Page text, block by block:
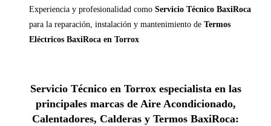
Experiencia y profesionalidad como Servicio Técnico BaxiRoca
para la reparación, instalación y mantenimiento de Termos
Eléctricos BaxiRoca en Torrox
Servicio Técnico en Torrox especialista en las
principales marcas de Aire Acondicionado,
Calentadores, Calderas y Termos BaxiRoca: